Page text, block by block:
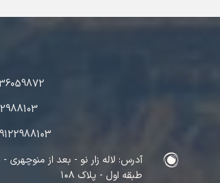
آدرس: لاله زار نو - بعد از منوچهری -
طبقه اول - پلاک ۱۰۸